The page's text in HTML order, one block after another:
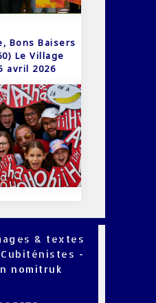
Bons Baisers
Le Village
avril 2026
& textes
-
nomitruk